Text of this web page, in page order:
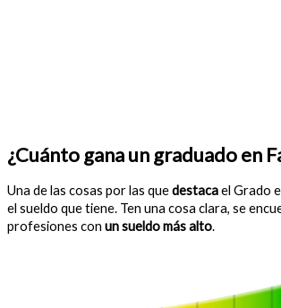
¿Cuánto gana un graduado en
Una de las cosas por las quedestacael Grado
el sueldo que tiene. Ten una cosa clara, se
profesiones con un sueldo más alto.